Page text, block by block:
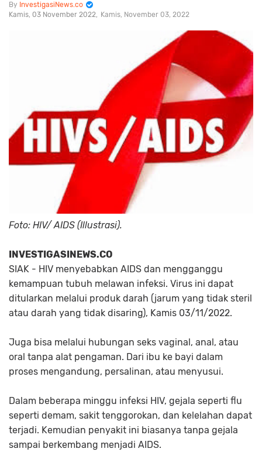
InvestigasiNews.co
Kamis, 03 November 2022
Kamis, November 03, 2022
Foto: HIV/ AIDS (Illustrasi).
INVESTIGASINEWS.CO
SIAK - HIV menyebabkan AIDS dan mengganggu
kemampuan tubuh melawan infeksi. Virus ini dapat
ditularkan melalui produk darah (jarum yang tidak steril
atau darah yang tidak disaring), Kamis 03/11/2022.
Juga bisa melalui hubungan seks vaginal, anal, atau
oral tanpa alat pengaman. Dari ibu ke bayi dalam
proses mengandung, persalinan, atau menyusui.
Dalam beberapa minggu infeksi HIV, gejala seperti flu
seperti demam, sakit tenggorokan, dan kelelahan dapat
terjadi. Kemudian penyakit ini biasanya tanpa gejala
sampai berkembang menjadi AIDS.